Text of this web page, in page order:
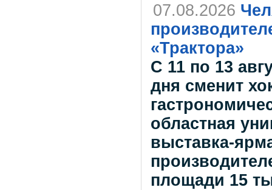
07.08.2026
«Трактора»
С 11 по 13
дня сменит
областная
выставка-
площади 15